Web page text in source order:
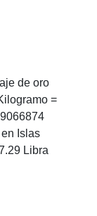
de oro
=
Islas
Libra